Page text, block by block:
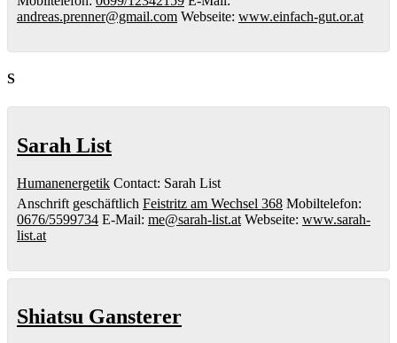
andreas.prenner@gmail.com Webseite: www.einfach-gut.or.at
S
Sarah List
Humanenergetik Contact: Sarah List
Anschrift geschäftlich Feistritz am Wechsel 368 Mobiltelefon:
0676/5599734 E-Mail: me@sarah-list.at Webseite: www.sarah-
list.at
Shiatsu Gansterer